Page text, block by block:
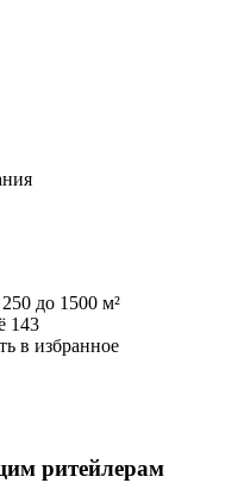
до 1500 м²
143
в избранное
ритейлерам